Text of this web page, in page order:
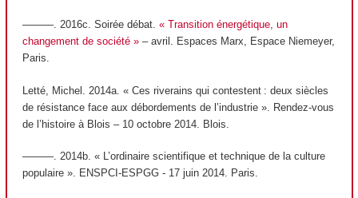
———. 2016c. Soirée débat. « Transition énergétique, un
changement de société » – avril. Espaces Marx, Espace Niemeyer,
Paris.
Letté, Michel. 2014a. « Ces riverains qui contestent : deux siècles
de résistance face aux débordements de l’industrie ». Rendez-vous
de l’histoire à Blois – 10 octobre 2014. Blois.
———. 2014b. « L’ordinaire scientifique et technique de la culture
populaire ». ENSPCI-ESPGG - 17 juin 2014. Paris.